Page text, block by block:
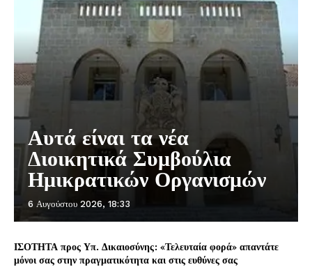
Αυτά είναι τα νέα
Διοικητικά Συμβούλια
Ημικρατικών Οργανισμών
6 Αυγούστου 2026, 18:33
ΙΣΟΤΗΤΑ προς Υπ. Δικαιοσύνης: «Τελευταία φορά» απαντάτε
μόνοι σας στην πραγματικότητα και στις ευθύνες σας